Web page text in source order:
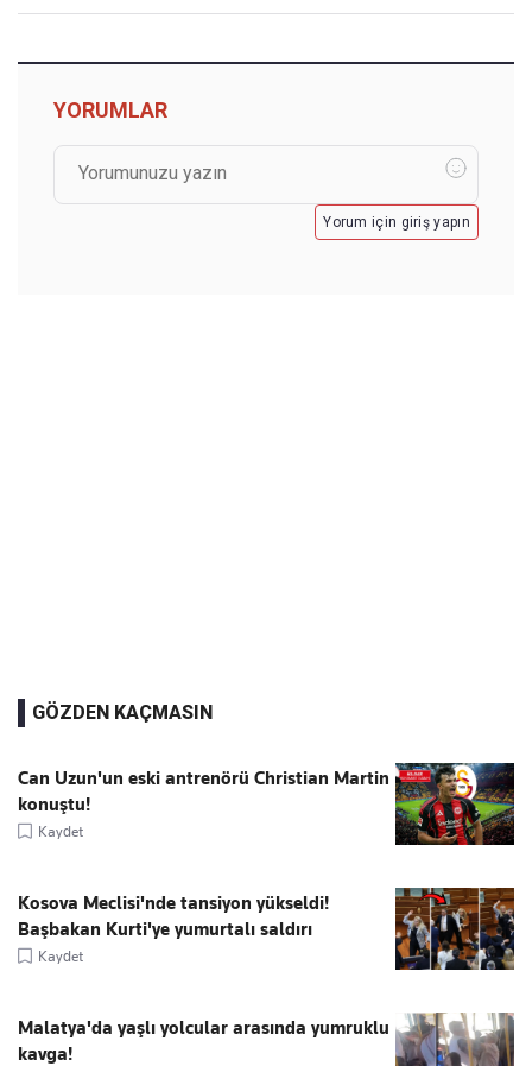
YORUMLAR
Yorum için giriş yapın
GÖZDEN KAÇMASIN
Can Uzun'un eski antrenörü Christian Martin
konuştu!
Kaydet
Kosova Meclisi'nde tansiyon yükseldi!
Başbakan Kurti'ye yumurtalı saldırı
Kaydet
Malatya'da yaşlı yolcular arasında yumruklu
kavga!